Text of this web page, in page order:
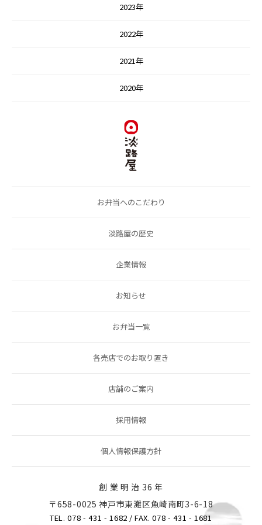
2023年
2022年
2021年
2020年
お弁当へのこだわり
淡路屋の歴史
企業情報
お知らせ
お弁当一覧
各売店でのお取り置き
店舗のご案内
採用情報
個人情報保護方針
創 業 明 治 36 年
〒658-0025 神戸市東灘区魚崎南町3-6-18
TEL. 078 - 431 - 1682 / FAX. 078 - 431 - 1681